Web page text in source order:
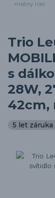
matný nikl
Trio
s
28W,
42cm,
5 let záruka